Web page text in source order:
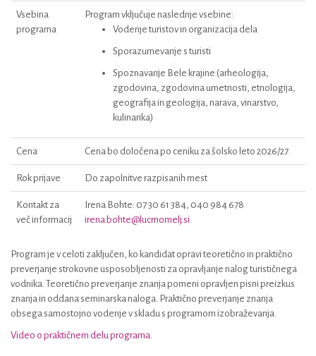
Vsebina
programa
Program vključuje naslednje vsebine:
Vodenje turistov in organizacija dela
Sporazumevanje s turisti
Spoznavanje Bele krajine (arheologija,
zgodovina, zgodovina umetnosti, etnologija,
geografija in geologija, narava, vinarstvo,
kulinarika)
Cena Cena bo določena po ceniku za šolsko leto 2026/27.
Rok prijave Do zapolnitve razpisanih mest
Kontakt za
več informacij
Irena Bohte: 07 30 61 384, 040 984 678
irena.bohte@lucrnomelj.si
Program je v celoti zaključen, ko kandidat opravi teoretično in praktično
preverjanje strokovne usposobljenosti za opravljanje nalog turističnega
vodnika. Teoretično preverjanje znanja pomeni opravljen pisni preizkus
znanja in oddana seminarska naloga. Praktično preverjanje znanja
obsega samostojno vodenje v skladu s programom izobraževanja.
Video o praktičnem delu programa.